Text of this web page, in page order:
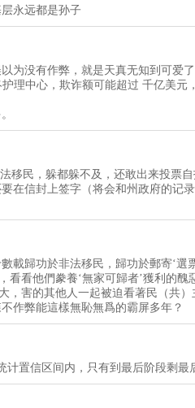
永远都是孙子
为没有作弊，就是天真无知到可爱
理中心，欺诈额可能超过 千亿美元
移民，躲都躲不及，还敢出来投票
在信封上签字（将会和州政府的记
載歸功於非法移民，歸功於郵寄‘選
看看他們豢養‘無家可歸者’獲利的
，害的其他人一起被迫看著民（共
作弊能這樣無恥無爲的霸屏多年？
计置信区间内，只有到最后阶段剩最